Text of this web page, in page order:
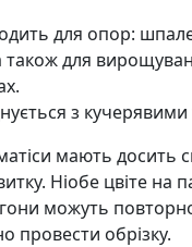
для опор:
також для
з
мають досить
Ніобе цвіте на
можуть
провести обрізку.